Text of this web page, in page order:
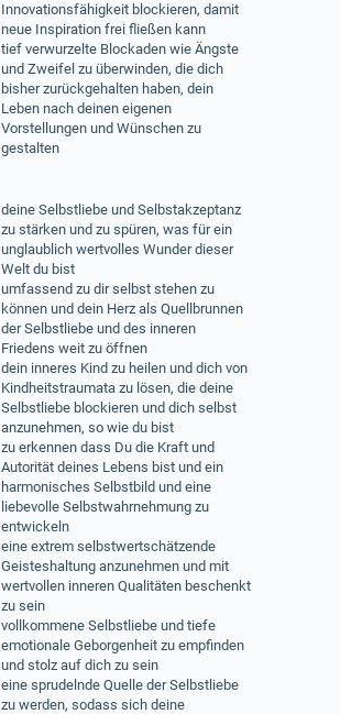
Innovationsfähigkeit blockieren, damit
neue Inspiration frei fließen kann
tief verwurzelte Blockaden wie Ängste
und Zweifel zu überwinden, die dich
bisher zurückgehalten haben, dein
Leben nach deinen eigenen
Vorstellungen und Wünschen zu
gestalten
deine Selbstliebe und Selbstakzeptanz
zu stärken und zu spüren, was für ein
unglaublich wertvolles Wunder dieser
Welt du bist
umfassend zu dir selbst stehen zu
können und dein Herz als Quellbrunnen
der Selbstliebe und des inneren
Friedens weit zu öffnen
dein inneres Kind zu heilen und dich von
Kindheitstraumata zu lösen, die deine
Selbstliebe blockieren und dich selbst
anzunehmen, so wie du bist
zu erkennen dass Du die Kraft und
Autorität deines Lebens bist und ein
harmonisches Selbstbild und eine
liebevolle Selbstwahrnehmung zu
entwickeln
eine extrem selbstwertschätzende
Geisteshaltung anzunehmen und mit
wertvollen inneren Qualitäten beschenkt
zu sein
vollkommene Selbstliebe und tiefe
emotionale Geborgenheit zu empfinden
und stolz auf dich zu sein
eine sprudelnde Quelle der Selbstliebe
zu werden, sodass sich deine